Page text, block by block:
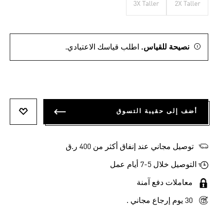
2X Taller
3X Taller
نصيحة للقياس. اطلب قياسك الاعتيادي.
أضف إلى حقيبة التسوق
توصيل مجاني عند إنفاق أكثر من 400 ر.ق
التوصيل خلال 5-7 أيام عمل
معاملات دفع آمنة